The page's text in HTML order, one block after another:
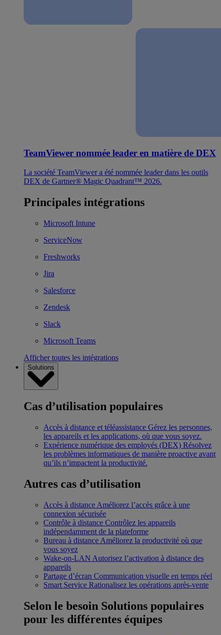
TeamViewer nommée leader en matière de DEX
La société TeamViewer a été nommée leader dans les outils
DEX de Gartner® Magic Quadrant™ 2026.
Principales intégrations
Microsoft Intune
ServiceNow
Freshworks
Jira
Salesforce
Zendesk
Slack
Microsoft Teams
Afficher toutes les intégrations
Solutions
Cas d’utilisation populaires
Accès à distance et téléassistance Gérez les personnes,
les appareils et les applications, où que vous soyez.
Expérience numérique des employés (DEX) Résolvez
les problèmes informatiques de manière proactive avant
qu’ils n’impactent la productivité.
Autres cas d’utilisation
Accès à distance Améliorez l’accès grâce à une
connexion sécurisée
Contrôle à distance Contrôlez les appareils
indépendamment de la plateforme
Bureau à distance Améliorez la productivité où que
vous soyez
Wake-on-LAN Autorisez l’activation à distance des
appareils
Partage d’écran Communication visuelle en temps réel
Smart Service Rationalisez les opérations après-vente
Selon le besoin Solutions populaires
pour les différentes équipes